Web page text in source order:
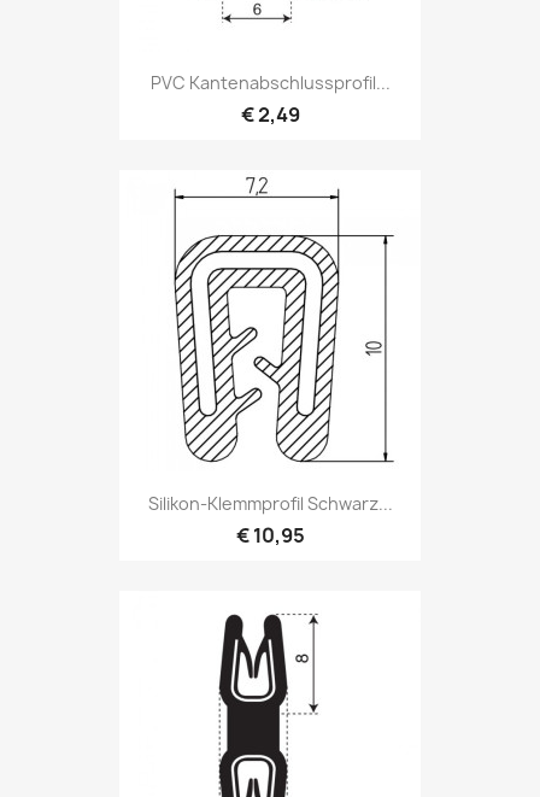
PVC Kantenabschlussprofil...
€ 2,49
Silikon-Klemmprofil Schwarz...
€ 10,95